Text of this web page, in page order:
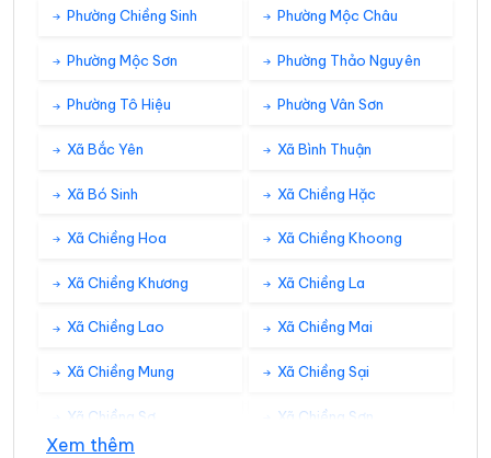
06:00 23°/27° Mây đen u ám
07:00 24°/ Mây đen u ám
26° 30° Dông
10:00 26°/ Dông
Mây đen u ám
Phường Chiềng Sinh Phường Mộc Châu
Phường Mộc Sơn Phường Thảo Nguyên
Phường Tô Hiệu Phường Vân Sơn
Xã Bắc Yên Xã Bình Thuận
Xã Bó Sinh Xã Chiềng Hặc
Xã Chiềng Hoa Xã Chiềng Khoong
Xã Chiềng Khương Xã Chiềng La
Xã Chiềng Lao Xã Chiềng Mai
Xã Chiềng Mung Xã Chiềng Sại
Xã Chiềng Sơ Xã Chiềng Sơn
Xem thêm